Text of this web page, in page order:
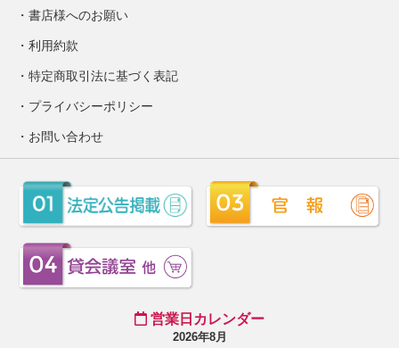
書店様へのお願い
利用約款
特定商取引法に基づく表記
プライバシーポリシー
お問い合わせ
営業日カレンダー
2026年8月